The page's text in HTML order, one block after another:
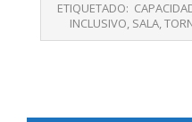
ETIQUETADO:
INCLUSIVO, SALA,